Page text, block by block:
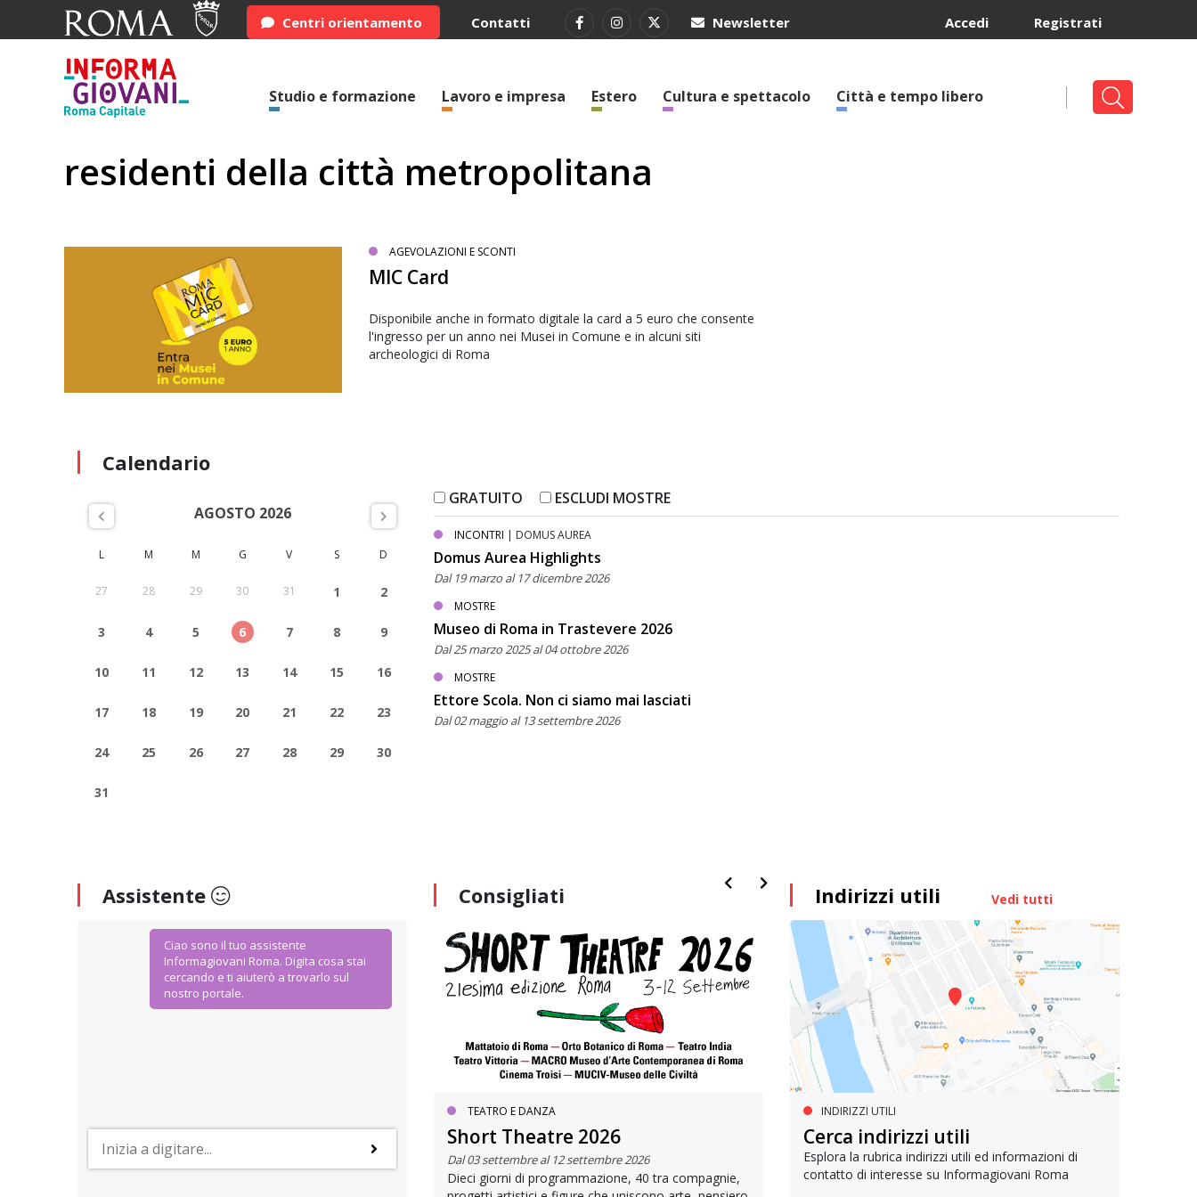
Centri orientamento Contatti Newsletter Registrati
Accedi
Studio e formazione Lavoro e impresa Estero Cultura e spettacolo Città e tempo libero
residenti della città metropolitana
AGEVOLAZIONI E SCONTI
MIC Card
Disponibile anche in formato digitale la card a 5 euro che consente
l'ingresso per un anno nei Musei in Comune e in alcuni siti
archeologici di Roma
Calendario
AGOSTO 2026
L M M G V S D
27 28 29 30 31 1 2
3 4 5 6 7 8 9
10 11 12 13 14 15 16
17 18 19 20 21 22 23
24 25 26 27 28 29 30
31
GRATUITO ESCLUDI MOSTRE
INCONTRI | DOMUS AUREA
Domus Aurea Highlights
Dal 19 marzo al 17 dicembre 2026
MOSTRE
Museo di Roma in Trastevere 2026
Dal 25 marzo 2025 al 04 ottobre 2026
MOSTRE
Ettore Scola. Non ci siamo mai lasciati
Dal 02 maggio al 13 settembre 2026
Assistente
Ciao sono il tuo assistente
Informagiovani Roma. Digita cosa stai
cercando e ti aiuterò a trovarlo sul
nostro portale.
Consigliati
IoStudio. La Carta dello Studente
TEATRO E DANZA
Short Theatre 2026
Dal 03 settembre al 12 settembre 2026
Dieci giorni di programmazione, 40 tra compagnie,
MUOVERSI A ROMA
Metrebus annuale a 50 euro per
gli under 19
Indirizzi utili Vedi tutti
INDIRIZZI UTILI
Cerca indirizzi utili
Esplora la rubrica indirizzi utili ed informazioni di
contatto di interesse su Informagiovani Roma